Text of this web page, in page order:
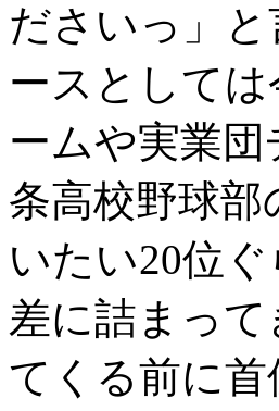
ださいっ」
ースとして
ームや実業
条高校野球
いたい20位
差に詰まっ
てくる前に